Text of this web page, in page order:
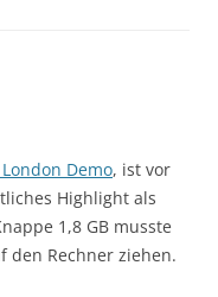
Demo, ist vor
Highlight als
1,8 GB musste
den Rechner ziehen.